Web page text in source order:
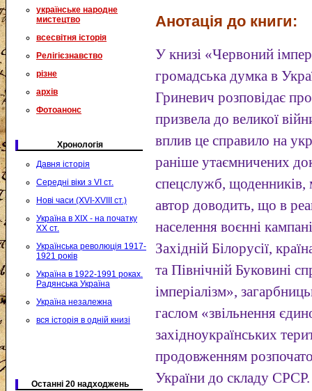
українське народне
мистецтво
всесвітня історія
Релігієзнавство
різне
архів
Фотоанонс
Хронологія
Давня історія
Середні віки з VI ст.
Нові часи (XVI-XVIII ст.)
Україна в XIX - на початку
XX ст.
Українська революція 1917-
1921 років
Україна в 1922-1991 роках.
Радянська Україна
Україна незалежна
вся історія в одній книзі
Останні 20 надходжень
Анотація до книги:
У книзі «Червоний
громадська думка в
Гриневич розповідає
призвела до великої
вплив це справило на
раніше утаємничених
спецслужб, щоденників,
автор доводить, що в
населення воєнні
Західній Білорусії,
та Північній Буковині
імперіалізм»,
гаслом «звільнення
західноукраїнських
продовженням
України до складу